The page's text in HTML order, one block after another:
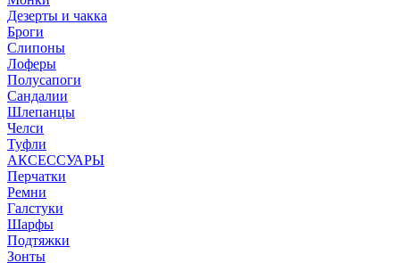
Дезерты и чакка
Броги
Слипоны
Лоферы
Полусапоги
Сандалии
Шлепанцы
Челси
Туфли
АКСЕССУАРЫ
Перчатки
Ремни
Галстуки
Шарфы
Подтяжки
Зонты